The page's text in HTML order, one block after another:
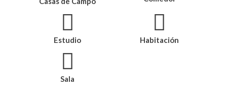
Estudio Habitación
Sala